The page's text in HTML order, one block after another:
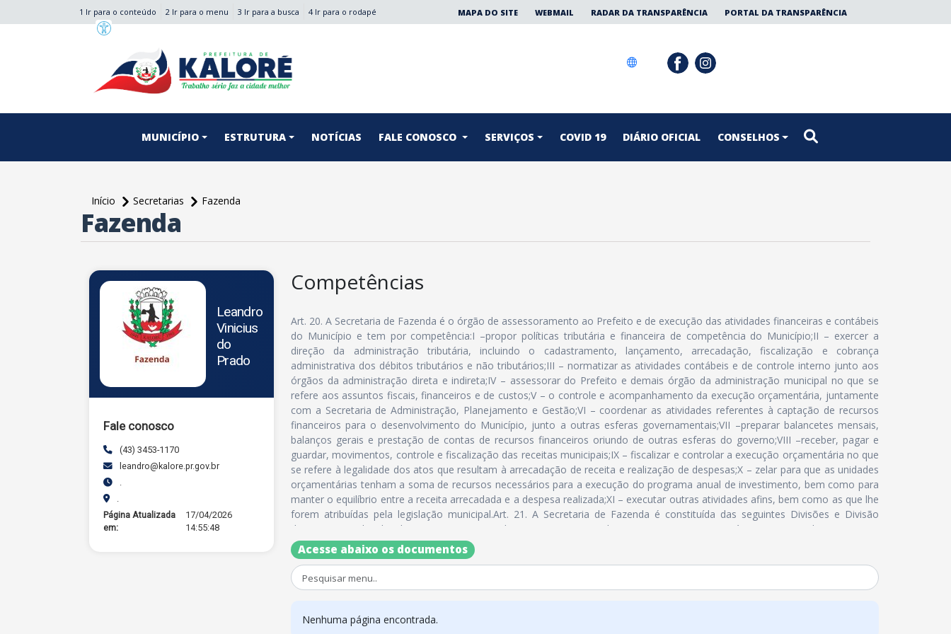
1 Ir para o conteúdo 2 Ir para o menu 3 Ir para a busca 4 Ir para o rodapé MAPA DO SITE WEBMAIL RADAR DA TRANSPARÊNCIA PORTAL DA TRANSPARÊNCIA
MUNICÍPIO ESTRUTURA NOTÍCIAS FALE CONOSCO SERVIÇOS COVID 19 DIÁRIO OFICIAL CONSELHOS
Início Secretarias
Fazenda
Fazenda
Leandro
Vinicius
do
Prado
Fale conosco
(43) 3453-1170
leandro@kalore.pr.gov.br
.
.
Página Atualizada
em:
17/04/2026
14:55:48
Competências
Art. 20. A Secretaria de Fazenda é o órgão de assessoramento ao Prefeito e de execução das atividades financeiras e contábeis
do Município e tem por competência:I –propor políticas tributária e financeira de competência do Município;II – exercer a
direção da administração tributária, incluindo o cadastramento, lançamento, arrecadação, fiscalização e cobrança
administrativa dos débitos tributários e não tributários;III – normatizar as atividades contábeis e de controle interno junto aos
órgãos da administração direta e indireta;IV – assessorar do Prefeito e demais órgão da administração municipal no que se
refere aos assuntos fiscais, financeiros e de custos;V – o controle e acompanhamento da execução orçamentária, juntamente
com a Secretaria de Administração, Planejamento e Gestão;VI – coordenar as atividades referentes à captação de recursos
financeiros para o desenvolvimento do Município, junto a outras esferas governamentais;VII –preparar balancetes mensais,
balanços gerais e prestação de contas de recursos financeiros oriundo de outras esferas do governo;VIII –receber, pagar e
guardar, movimentos, controle e fiscalização das receitas municipais;IX – fiscalizar e controlar a execução orçamentária no que
se refere à legalidade dos atos que resultam à arrecadação de receita e realização de despesas;X – zelar para que as unidades
orçamentárias tenham a soma de recursos necessários para a execução do programa anual de investimento, bem como para
manter o equilíbrio entre a receita arrecadada e a despesa realizada;XI – executar outras atividades afins, bem como as que lhe
forem atribuídas pela legislação municipal.Art. 21. A Secretaria de Fazenda é constituída das seguintes Divisões e Divisão
diretamente subordinados ao respectivo titular.1. Departamento de Programação Orçamentária, Captação de Recursos e
Projetos;2. Departamento de Tesouraria;3. Departamento de Contabilidade;4. Departamento de Tributação; 4.1.Divisão de
Fiscalização.
Acesse abaixo os documentos
Nenhuma página encontrada.